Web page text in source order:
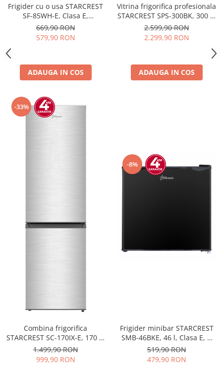
Frigider cu o usa STARCREST
SF-85WH-E, Clasa E,
Capacitate 85L, Iluminare
interioara, Compartiment
gheata, H 82 cm, Alb
669,90 RON
579,90 RON
ADAUGA IN COS
Vitrina frigorifica profesionala
STARCREST SPS-300BK, 300 L,
Termostat reglabil, Iluminare
LED, H 169.5 cm, Negru
2.599,90 RON
2.299,90 RON
ADAUGA IN COS
-33%
Combina frigorifica
STARCREST SC-170IX-E, 170 L,
Clasa E, Less Frost, Termostat
reglabil, Iluminare LED,
Suprafata Inox antiamprenta,
1.499,90 RON
999,90 RON
-8%
Frigider minibar STARCREST
SMB-46BKE, 46 l, Clasa E, H
49.5 cm, Negru
519,90 RON
479,90 RON